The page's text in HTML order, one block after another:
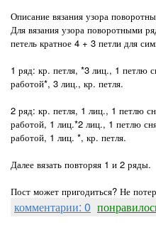
Описание вязания узора
Для вязания узора поворотными
петель кратное 4 + 3 петли для
1 ряд: кр. петля, *3 лиц., 1 петлю
работой*, 3 лиц., кр. петля.
2 ряд: кр. петля, 1 лиц., 1 петлю
работой, 1 лиц.*2 лиц., 1 петлю
работой, 1 лиц. *, кр. петля.
Далее вязать повторяя 1 и 2 ряды.
Пост может пригодиться? Не
комментарии: 0